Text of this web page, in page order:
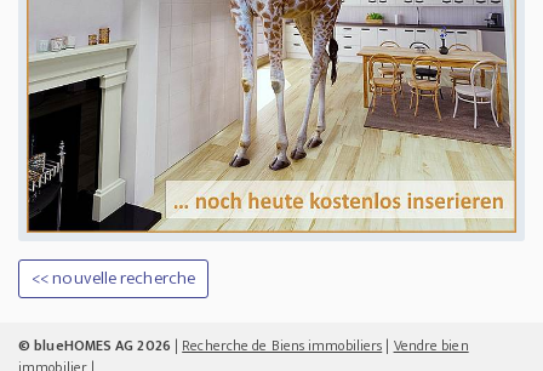
<< nouvelle recherche
© blueHOMES AG 2026 | Recherche de Biens immobiliers | Vendre bien